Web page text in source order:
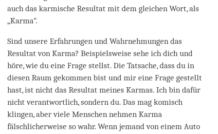
auch das karmische Resultat mit dem gleichen Wort, als
„Karma“.
Sind unsere Erfahrungen und Wahrnehmungen das
Resultat von Karma? Beispielsweise sehe ich dich und
höre, wie du eine Frage stellst. Die Tatsache, dass du in
diesen Raum gekommen bist und mir eine Frage gestellt
hast, ist nicht das Resultat meines Karmas. Ich bin dafür
nicht verantwortlich, sondern du. Das mag komisch
klingen, aber viele Menschen nehmen Karma
fälschlicherweise so wahr. Wenn jemand von einem Auto